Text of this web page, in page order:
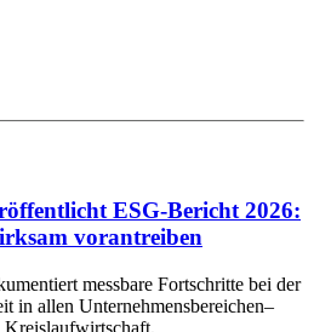
ESG-Bericht 2026:
vorantreiben
messbare Fortschritte bei der
in allen Unternehmensbereichen–